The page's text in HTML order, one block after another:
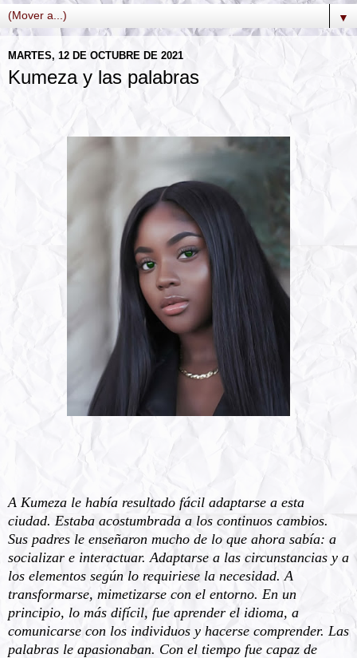
▼
MARTES, 12 DE OCTUBRE DE 2021
Kumeza y las palabras
A Kumeza le había resultado fácil adaptarse a esta
ciudad. Estaba acostumbrada a los continuos cambios.
Sus padres le enseñaron mucho de lo que ahora sabía: a
socializar e interactuar. Adaptarse a las circunstancias y a
los elementos según lo requiriese la necesidad. A
transformarse, mimetizarse con el entorno. En un
principio, lo más difícil, fue aprender el idioma, a
comunicarse con los individuos y hacerse comprender. Las
palabras le apasionaban. Con el tiempo fue capaz de